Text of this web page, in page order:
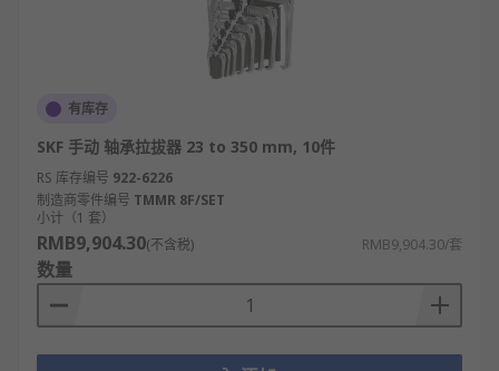
有库存
SKF 手动 轴承拉拔器 23 to 350 mm, 10件
RS 库存编号 922-6226
制造商零件编号 TMMR 8F/SET
小计（1 套）
RMB9,904.30(不含税) RMB9,904.30/套
数量